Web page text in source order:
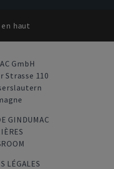
haut
GmbH
Strasse 110
GINDUMAC
LÉGALES